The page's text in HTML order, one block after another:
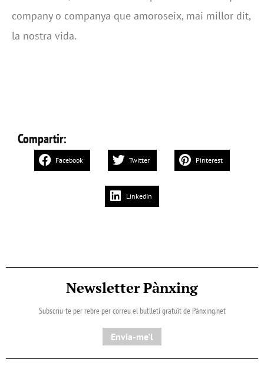
company o companya que amoroseix, mai millor dit,
la nostra vida.
Compartir:
Facebook Twitter Pinterest
LinkedIn
Newsletter Pànxing
Subscriu-te per rebre per correu el butlletí gratuït de Pànxing.net​
Envia-me'l